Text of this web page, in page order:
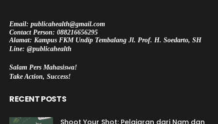
Email: publicahealth@gmail.com
Contact Person: 088216656295
Alamat: Kampus FKM Undip Tembalang Jl. Prof. H. Soedarto, SH
Line: @publicahealth
Salam Pers Mahasiswa!
Take Action, Success!
RECENT POSTS
Shoot Your Shot: Pelajaran dari Nam dan